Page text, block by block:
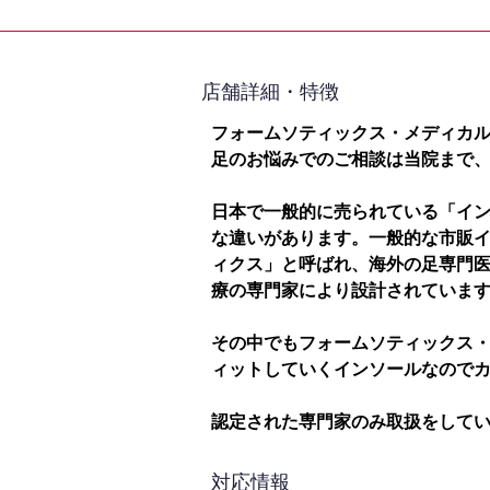
​店舗詳細・特徴
フォームソティックス・メディカ
足のお悩みでのご相談は当院まで
日本で一般的に売られている「イ
な違いがあります。一般的な市販
ィクス」と呼ばれ、海外の足専門
療の専門家により設計されていま
その中でもフォームソティックス
ィットしていくインソールなので
認定された専門家のみ取扱をして
対応情報